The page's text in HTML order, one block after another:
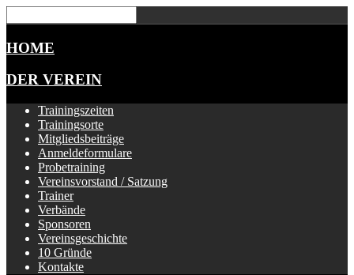
HOME
DER VEREIN
Trainingszeiten
Trainingsorte
Mitgliedsbeiträge
Anmeldeformulare
Probetraining
Vereinsvorstand / Satzung
Trainer
Verbände
Sponsoren
Vereinsgeschichte
10 Gründe
Kontakte